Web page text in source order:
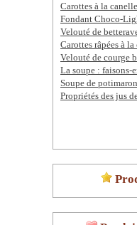
Carottes à la canelle
Fondant Choco-
Velouté de
Carottes râpées à
Velouté de courge
La soupe : faisons-
Soupe de
Propriétés des jus